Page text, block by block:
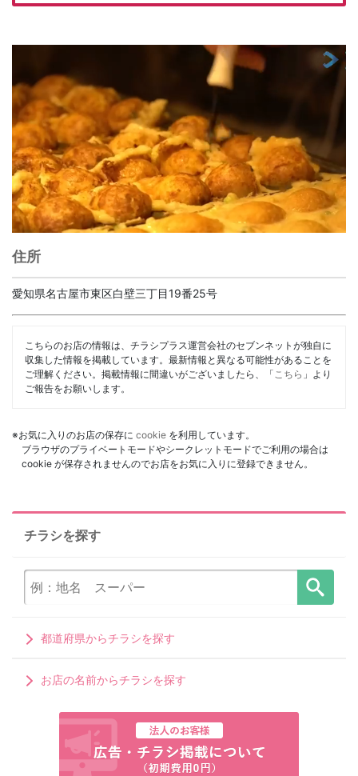
住所
愛知県名古屋市東区白壁三丁目19番25号
こちらのお店の情報は、チラシプラス運営会社のセブンネットが独自に
収集した情報を掲載しています。最新情報と異なる可能性があることを
ご理解ください。掲載情報に間違いがございましたら、「 こちら 」より
ご報告をお願いします。
※お気に入りのお店の保存に cookie を利用しています。
ブラウザのプライベートモードやシークレットモードでご利用の場合は
cookie が保存されませんのでお店をお気に入りに登録できません。
チラシを探す
都道府県からチラシを探す
お店の名前からチラシを探す